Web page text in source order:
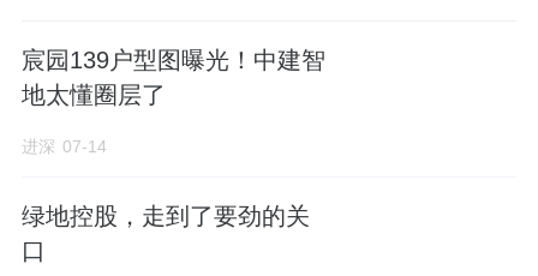
其中地上建面约4.47万㎡，容积率1.4。
规划10栋6-11F洋房，共366户，层高3米+。
140㎡以上大户型占比也有将近四成。
宸园139户型图曝光！中建智
地太懂圈层了
进深 07-14
绿地控股，走到了要劲的关
口